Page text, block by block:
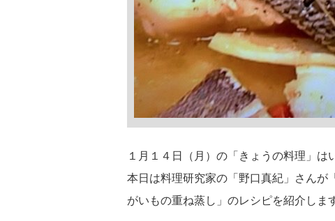
１月１４日（月）の「きょうの料理」は
本日は料理研究家の「野口真紀」さんが「
がいもの重ね蒸し」のレシピを紹介しま